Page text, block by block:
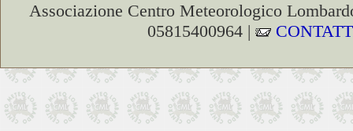
Associazione Centro Meteorologico
05815400964 |